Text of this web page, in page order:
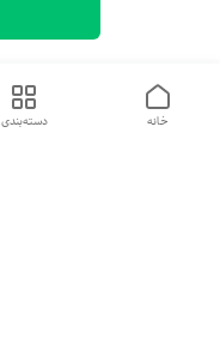
دسته‌بندی خانه